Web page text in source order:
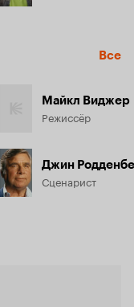
Все
Майкл Виджер
Режиссёр
Джин
Сценарист